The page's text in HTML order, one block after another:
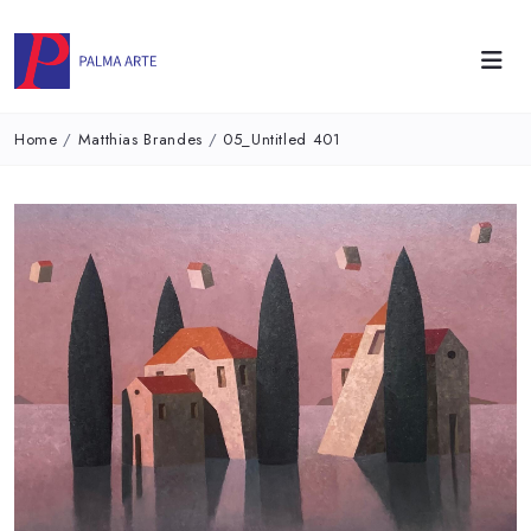
Home / Matthias Brandes / 05_Untitled 401